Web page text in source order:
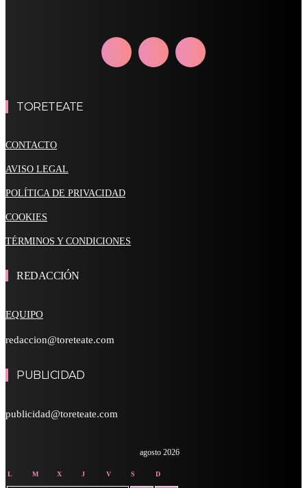
TORETEATE
CONTACTO
AVISO LEGAL
POLÍTICA DE PRIVACIDAD
COOKIES
TÉRMINOS Y CONDICIONES
REDACCIÓN
EQUIPO
redaccion@toreteate.com
PUBLICIDAD
publicidad@toreteate.com
agosto 2026
L M X J V S D